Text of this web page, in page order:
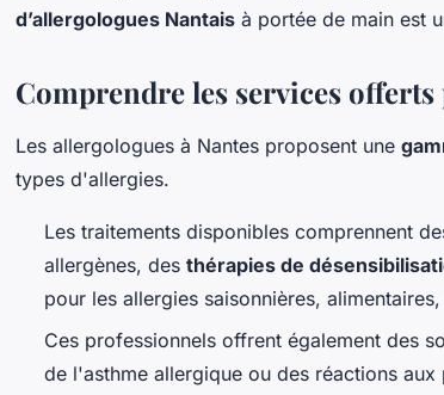
d’allergologues Nantais à portée de main est
Comprendre les services
Les allergologues à Nantes proposent une
types d'allergies.
Les traitements disponibles comprennent
allergènes, des thérapies de
pour les allergies saisonnières,
Ces professionnels offrent également des
de l'asthme allergique ou des réactions aux